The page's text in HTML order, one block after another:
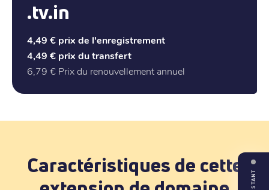
.tv.in
4,49 € prix de l'enregistrement
4,49 € prix du transfert
6,79 € Prix du renouvellement annuel
Caractéristiques de cette